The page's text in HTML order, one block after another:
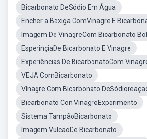
Bicarbonato DeSódio Em Água
Encher a Bexiga ComVinagre E
Imagem De VinagreCom Bicarbonato
EsperinçiaDe Bicarbonato E Vinagre
Experiências De BicarbonatoCom
VEJA ComBicarbonato
Vinagre Com Bicarbonato
Bicarbonato Con VinagreExperimento
Sistema TampãoBicarbonato
Imagem VulcaoDe Bicarbonato